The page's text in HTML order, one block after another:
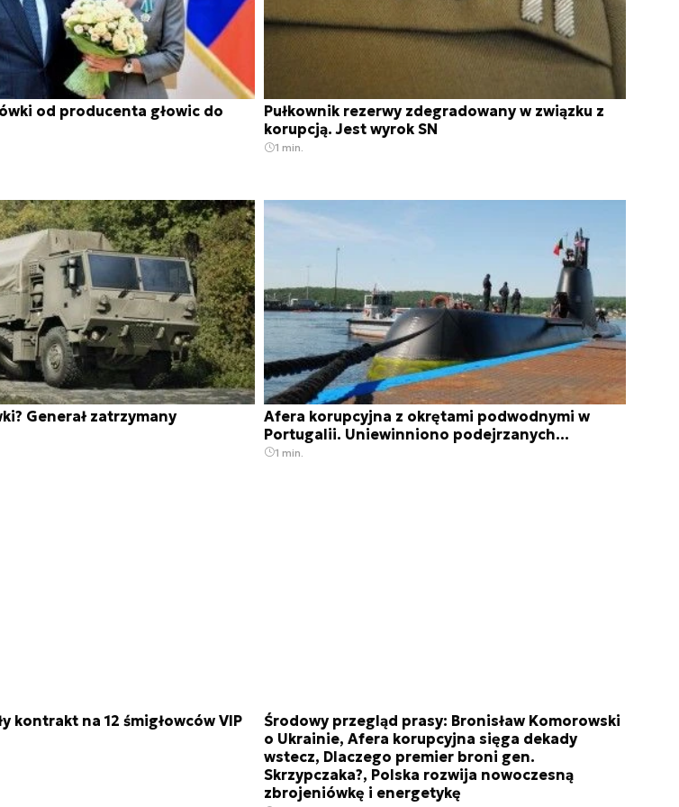
od producenta głowic do
Pułkownik rezerwy zdegradowany w związku z
korupcją. Jest wyrok SN
1 min.
Generał zatrzymany
Afera korupcyjna z okrętami podwodnymi w
Portugalii. Uniewinniono podejrzanych...
1 min.
kontrakt na 12 śmigłowców VIP
Środowy przegląd prasy: Bronisław Komorowski
o Ukrainie, Afera korupcyjna sięga dekady
wstecz, Dlaczego premier broni gen.
Skrzypczaka?, Polska rozwija nowoczesną
zbrojeniówkę i energetykę